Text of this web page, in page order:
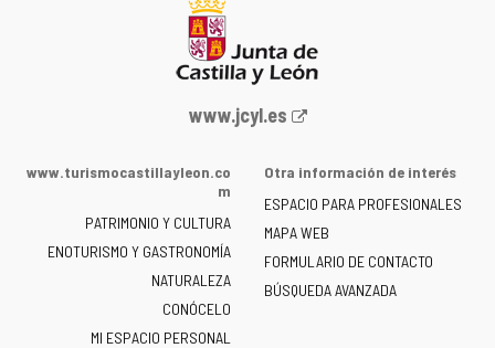
Portal
la
de
Castilla
y
León
-
www.jcyl.es
www.turismocastillayleon.co
m
PATRIMONIO Y CULTURA
ENOTURISMO Y GASTRONOMÍA
NATURALEZA
CONÓCELO
MI ESPACIO PERSONAL
Otra información de interés
ESPACIO PARA PROFESIONALES
MAPA WEB
FORMULARIO DE CONTACTO
BÚSQUEDA AVANZADA